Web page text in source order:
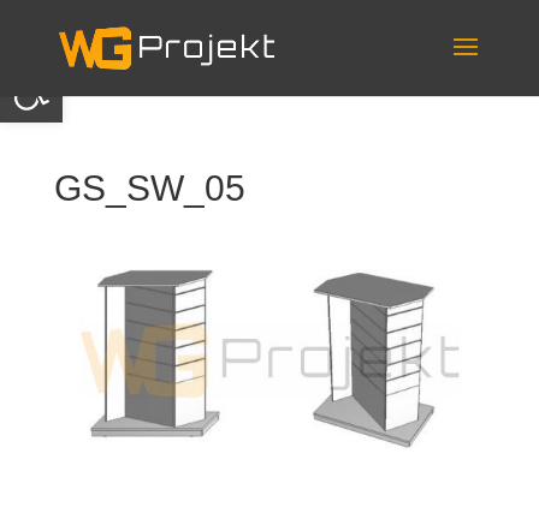
Otwórz pasek narzędzi
content
GS_SW_05